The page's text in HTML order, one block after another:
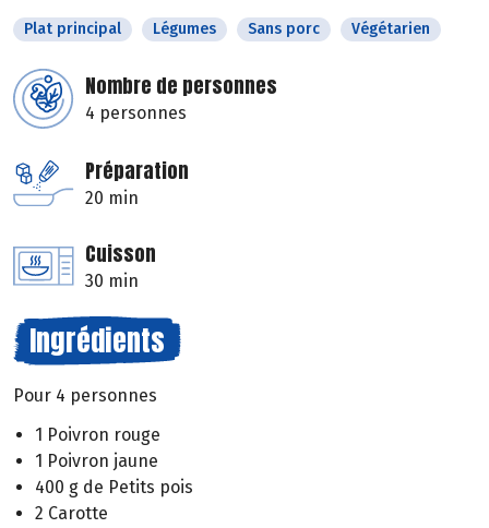
Plat principal Légumes Sans porc Végétarien
Nombre de personnes
4 personnes
Préparation
20 min
Cuisson
30 min
Ingrédients
Pour 4 personnes
1 Poivron rouge
1 Poivron jaune
400 g de Petits pois
2 Carotte